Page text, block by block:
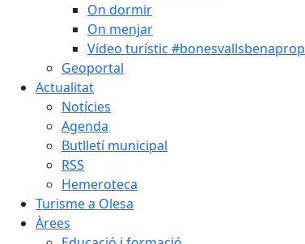
On dormir
On menjar
Vídeo turístic #bonesvallsbenaprop
Geoportal
Actualitat
Notícies
Agenda
Butlletí municipal
RSS
Hemeroteca
Turisme a Olesa
Àrees